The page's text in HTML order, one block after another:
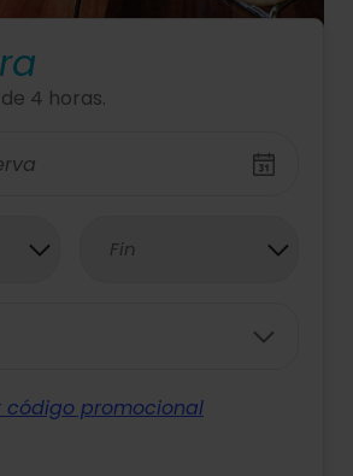
4 horas.
Fin
código promocional